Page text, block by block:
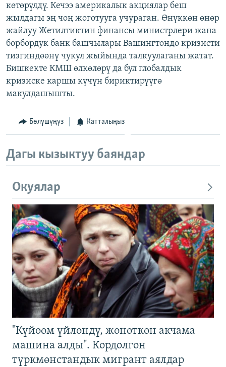
ЭЕ/АРнун бардык сайттары
көтөрүлдү. Кечээ америкалык акциялар беш
жылдагы эң чоң жоготууга учураган. Өнүккөн өнөр
жайлуу Жетилтиктин финансы министрлери жана
борбордук банк башчылары Вашингтондо кризисти
тизгиндөөнү чукул жыйында талкуулаганы жатат.
Бишкекте КМШ өлкөлөрү да бул глобалдык
кризиске каршы күчүн бириктирүүгө
макулдашышты.
Бөлүшүңүз Катталыңыз
Дагы кызыктуу баяндар
Окуялар
"Күйөөм үйлөндү, жөнөткөн акчама
машина алды". Кордолгон
түркмөнстандык мигрант аялдар